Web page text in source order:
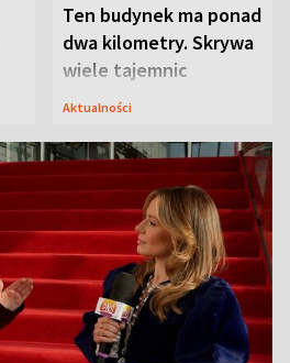
Ten budynek ma ponad
dwa kilometry. Skrywa
wiele tajemnic
Aktualności